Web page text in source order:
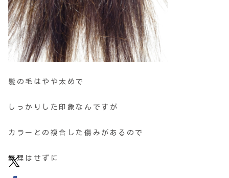
髪の毛はやや太めで
しっかりした印象なんですが
カラーとの複合した傷みがあるので
無理はせずに